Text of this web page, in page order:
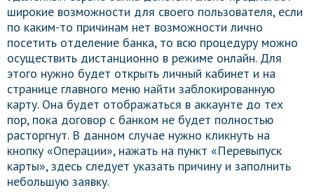
широкие возможности для своего пользователя, если
по каким-то причинам нет возможности лично
посетить отделение банка, то всю процедуру можно
осуществить дистанционно в режиме онлайн. Для
этого нужно будет открыть личный кабинет и на
странице главного меню найти заблокированную
карту. Она будет отображаться в аккаунте до тех
пор, пока договор с банком не будет полностью
расторгнут. В данном случае нужно кликнуть на
кнопку «Операции», нажать на пункт «Перевыпуск
карты», здесь следует указать причину и заполнить
небольшую заявку.